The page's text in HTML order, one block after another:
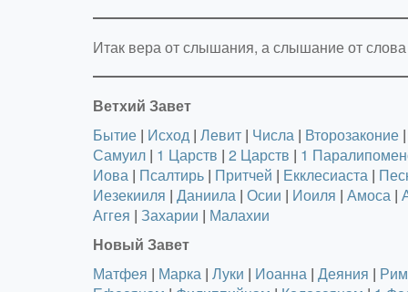
Итак вера от слышания, а слышание от
Ветхий Завет
Бытие | Исход | Левит | Числа | Второзаконие |
Самуил | 1 Царств | 2 Царств | 1
Иова | Псалтирь | Притчей | Екклесиаста |
Иезекииля | Даниила | Осии | Иоиля | Амоса |
Аггея | Захарии | Малахии
Новый Завет
Матфея | Марка | Луки | Иоанна | Деяния |